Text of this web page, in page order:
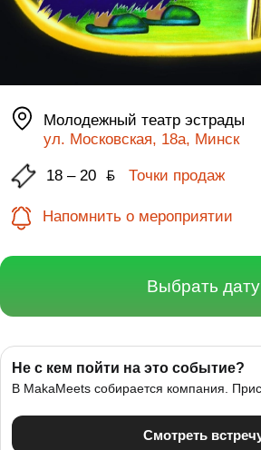
Молодежный театр эстрады
ул. Московская, 18а, Минск
18 – 20 ƃ Точки продаж
Напомнить о мероприятии
Выбрать дату